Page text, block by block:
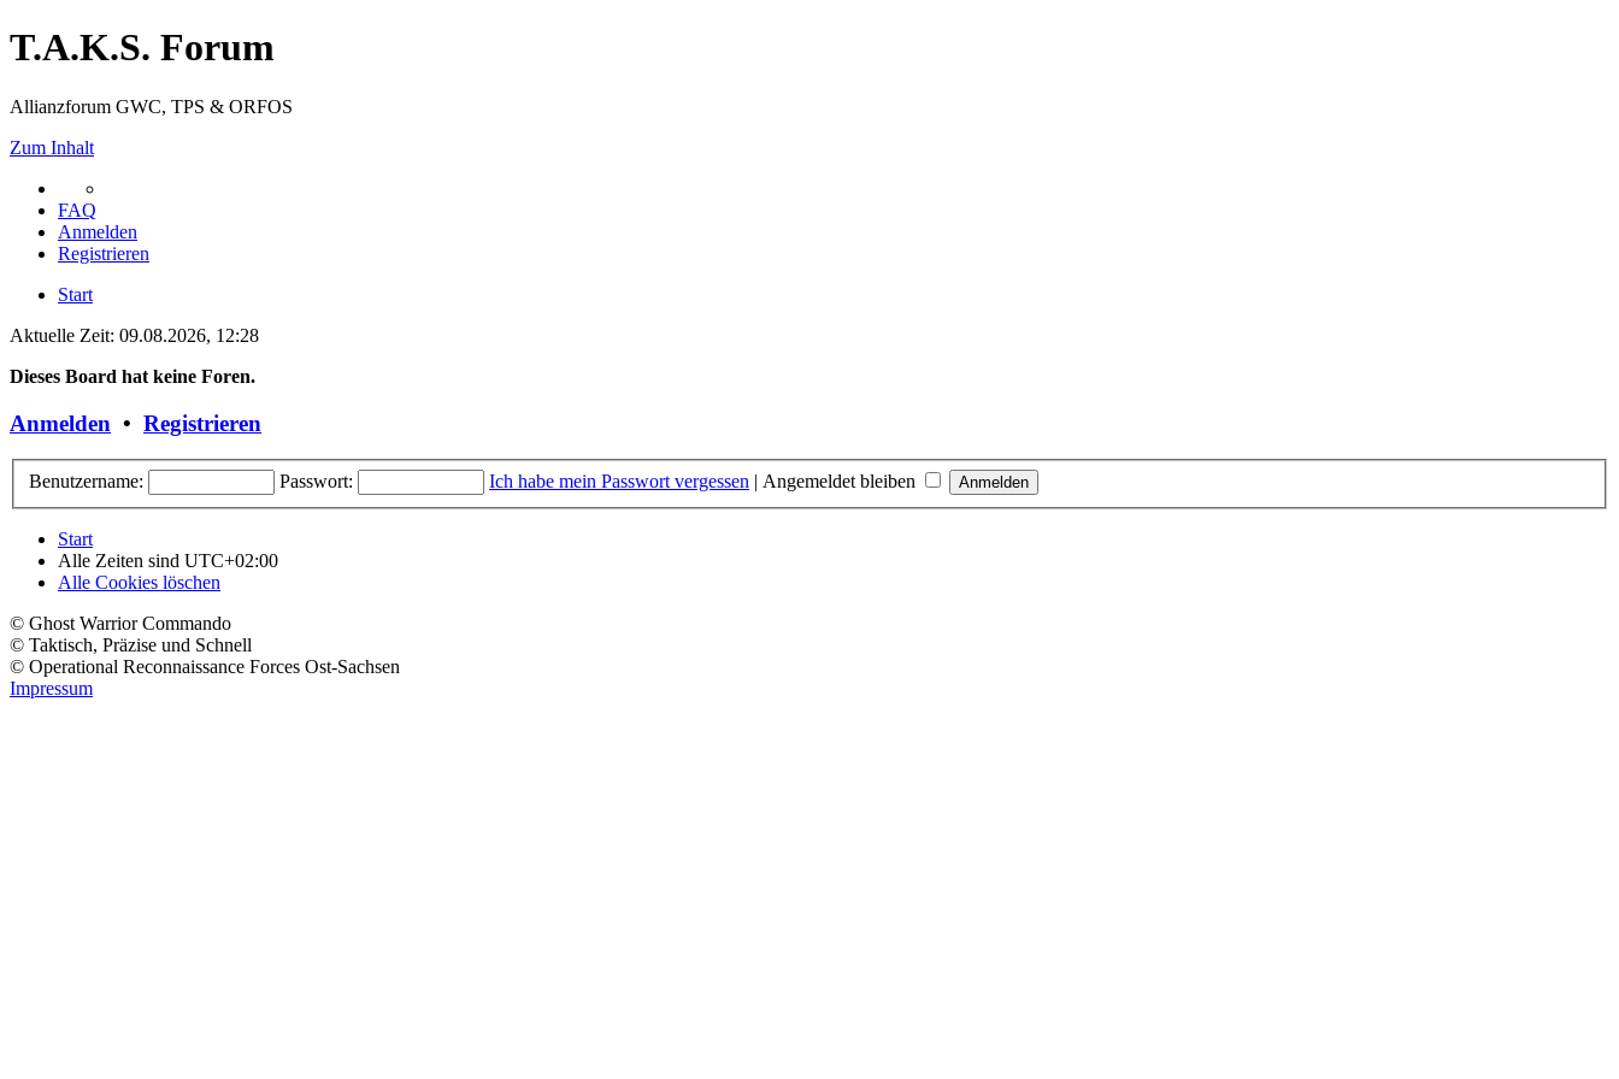
T.A.K.S. Forum
Allianzforum GWC, TPS & ORFOS
Zum Inhalt
FAQ
Anmelden
Registrieren
Start
Aktuelle Zeit: 09.08.2026, 12:28
Dieses Board hat keine Foren.
Anmelden • Registrieren
Benutzername: Passwort: Ich habe mein Passwort vergessen | Angemeldet bleiben
Start
Alle Zeiten sind UTC+02:00
Alle Cookies löschen
© Ghost Warrior Commando
© Taktisch, Präzise und Schnell
© Operational Reconnaissance Forces Ost-Sachsen
Impressum